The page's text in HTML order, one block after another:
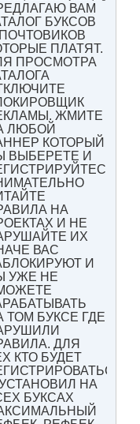
ВАМ
БУКСОВ
ПЛАТЯТ.
ПРОСМОТРА
ЖМИТЕ
ЛЮБОЙ
КОТОРЫЙ
ВЫБЕРЕТЕ И
НА
И НЕ
ИХ
ВАС
И
УЖЕ НЕ
ТОМ БУКСЕ ГДЕ
ДЛЯ
КТО БУДЕТ
НА
БУКСАХ